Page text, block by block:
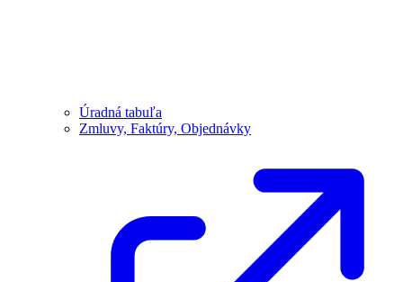
Úradná tabuľa
Zmluvy, Faktúry, Objednávky